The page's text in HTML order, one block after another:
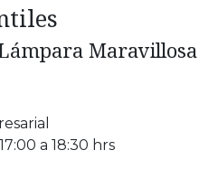
Maravillosa
a 18:30 hrs